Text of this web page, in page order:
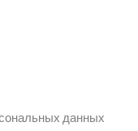
данных